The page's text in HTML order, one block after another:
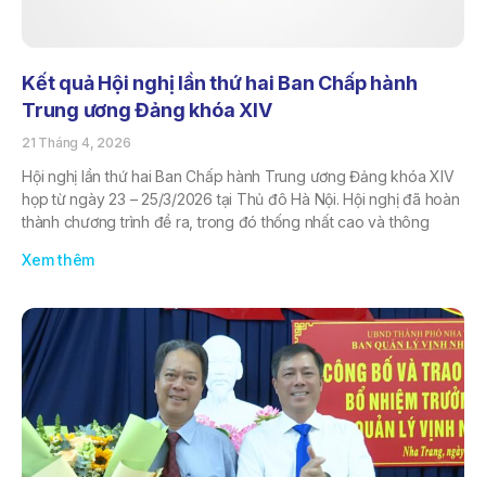
Kết quả Hội nghị lần thứ hai Ban Chấp hành
Trung ương Đảng khóa XIV
21 Tháng 4, 2026
Hội nghị lần thứ hai Ban Chấp hành Trung ương Đảng khóa XIV
họp từ ngày 23 – 25/3/2026 tại Thủ đô Hà Nội. Hội nghị đã hoàn
thành chương trình đề ra, trong đó thống nhất cao và thông
Xem thêm